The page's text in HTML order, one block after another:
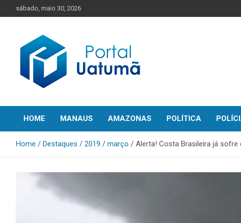
to
sábado, maio 30, 2026
Portal Uatumã
HOME MANAUS AMAZONAS POLÍTICA
Home Destaques 2019 março Alerta! Costa Brasileira já